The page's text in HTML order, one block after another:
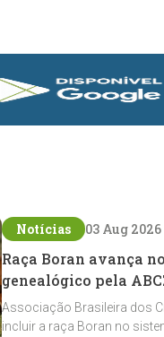
Notícias 03 Aug 2026
Raça Boran avança
genealógico pela
Associação Brasileira dos
incluir a raça Boran no